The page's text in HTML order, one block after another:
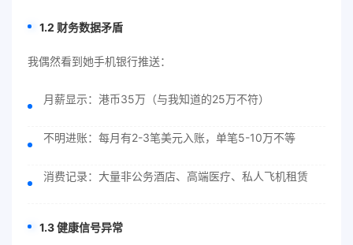
1.2 财务数据矛盾
我偶然看到她手机银行推送：
月薪显示：港币35万（与我知道的25万不符）
不明进账：每月有2-3笔美元入账，单笔5-10万不等
消费记录：大量非公务酒店、高端医疗、私人飞机租赁
1.3 健康信号异常